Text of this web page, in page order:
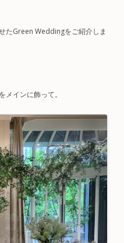
たGreen Weddingをご紹介しま
インに飾って。